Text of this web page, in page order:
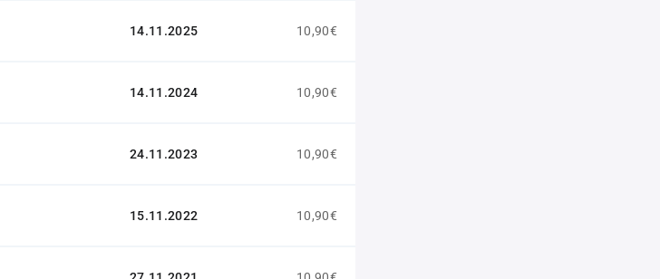
14.11.2025 10,90€
14.11.2024 10,90€
24.11.2023 10,90€
15.11.2022 10,90€